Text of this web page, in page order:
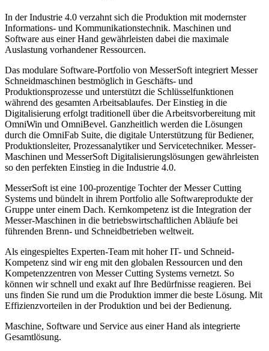
In der Industrie 4.0 verzahnt sich die Produktion mit modernster
Informations- und Kommunikationstechnik. Maschinen und
Software aus einer Hand gewährleisten dabei die maximale
Auslastung vorhandener Ressourcen.
Das modulare Software-Portfolio von MesserSoft integriert Messer
Schneidmaschinen bestmöglich in Geschäfts- und
Produktionsprozesse und unterstützt die Schlüsselfunktionen
während des gesamten Arbeitsablaufes. Der Einstieg in die
Digitalisierung erfolgt traditionell über die Arbeitsvorbereitung mit
OmniWin und OmniBevel. Ganzheitlich werden die Lösungen
durch die OmniFab Suite, die digitale Unterstützung für Bediener,
Produktionsleiter, Prozessanalytiker und Servicetechniker. Messer-
Maschinen und MesserSoft Digitalisierungslösungen gewährleisten
so den perfekten Einstieg in die Industrie 4.0.
MesserSoft ist eine 100-prozentige Tochter der Messer Cutting
Systems und bündelt in ihrem Portfolio alle Softwareprodukte der
Gruppe unter einem Dach. Kernkompetenz ist die Integration der
Messer-Maschinen in die betriebswirtschaftlichen Abläufe bei
führenden Brenn- und Schneidbetrieben weltweit.
Als eingespieltes Experten-Team mit hoher IT- und Schneid-
Kompetenz sind wir eng mit den globalen Ressourcen und den
Kompetenzzentren von Messer Cutting Systems vernetzt. So
können wir schnell und exakt auf Ihre Bedürfnisse reagieren. Bei
uns finden Sie rund um die Produktion immer die beste Lösung. Mit
Effizienzvorteilen in der Produktion und bei der Bedienung.
Maschine, Software und Service aus einer Hand als integrierte
Gesamtlösung.